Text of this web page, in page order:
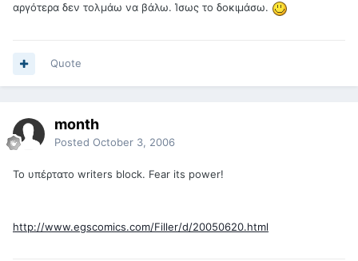
αργότερα δεν τολμάω να βάλω. Ίσως το δοκιμάσω.
Quote
month
Posted October 3, 2006
Το υπέρτατο writers block. Fear its power!
http://www.egscomics.com/Filler/d/20050620.html